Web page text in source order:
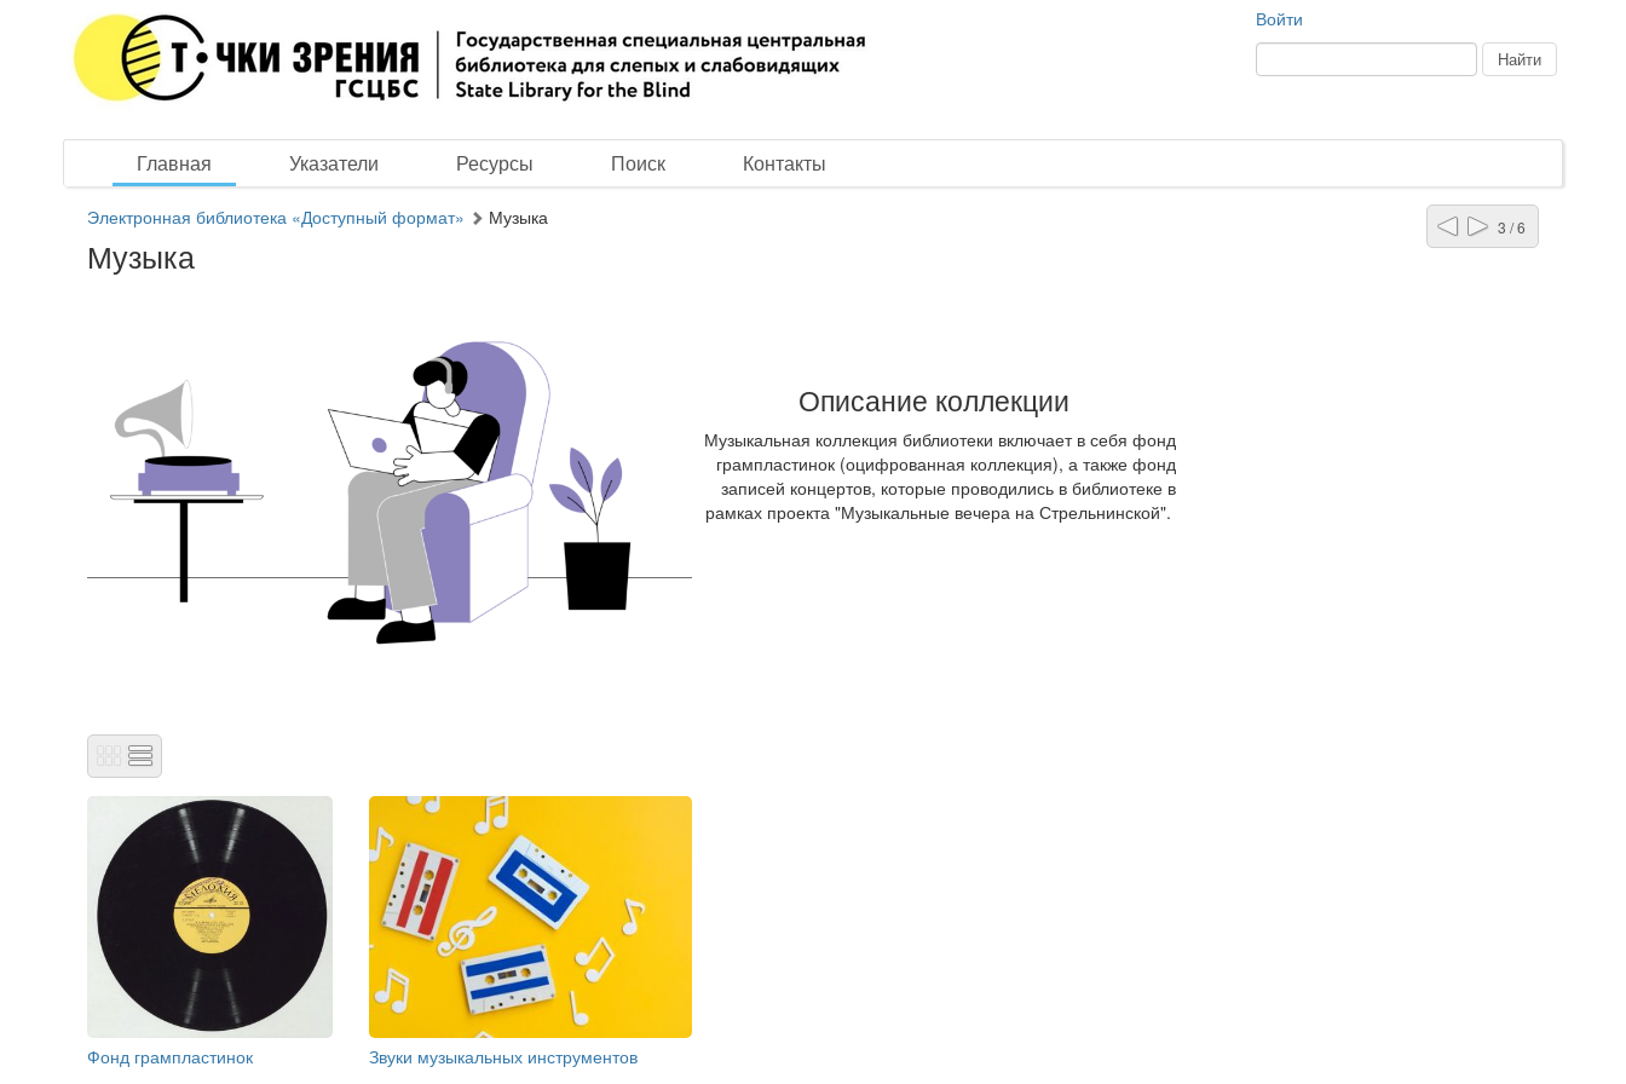
Войти
Главная Указатели Ресурсы Поиск Контакты
3 / 6
Электронная библиотека «Доступный формат» Музыка
Музыка
Описание коллекции
Музыкальная коллекция библиотеки включает в себя фонд
грампластинок (оцифрованная коллекция), а также фонд
записей концертов, которые проводились в библиотеке в
рамках проекта "Музыкальные вечера на Стрельнинской".
Фонд грампластинок Звуки музыкальных инструментов